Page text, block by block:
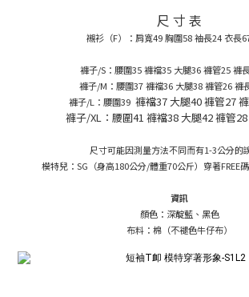
尺 寸 表
襯衫（F）：肩寬49 胸圍58 袖長24 衣長
褲子/S：腰圍35 褲襠35 大腿36 褲管25 褲
褲子/M：腰圍37 褲襠36 大腿38 褲管26 褲
褲子/L：腰圍39 褲襠37 大腿40 褲管27
褲子/XL：腰圍41 褲襠38 大腿42 褲管
尺寸可能因測量方法不同而有1-3公分的
模特兒：SG（身高180公分/體重70公斤）穿著FREE
資訊
顏色：深靛藍、黑色
布料：棉（不褪色牛仔布）